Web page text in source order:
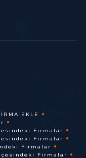
EKLE
Firmalar
Firmalar
Firmalar
Firmalar